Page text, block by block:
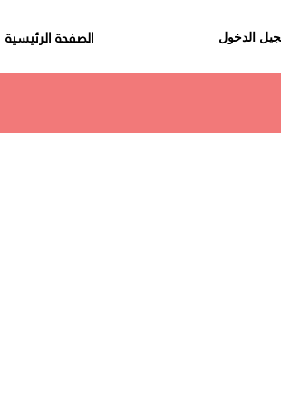
الصفحة الرئيسية الدخول